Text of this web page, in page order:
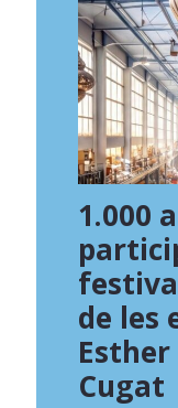
1.000
de les
Esther
Cugat